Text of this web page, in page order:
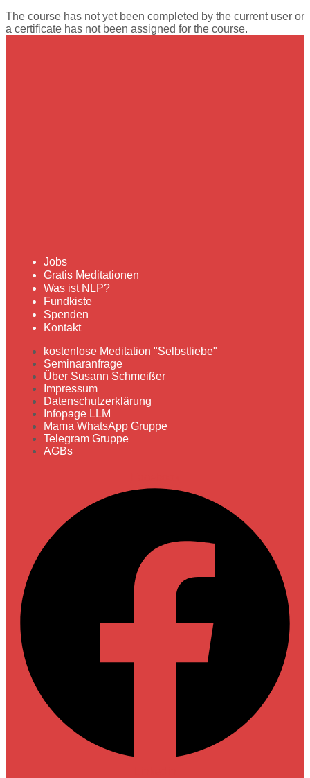
The course has not yet been completed by the current user or
a certificate has not been assigned for the course.
Jobs
Gratis Meditationen
Was ist NLP?
Fundkiste
Spenden
Kontakt
kostenlose Meditation "Selbstliebe"
Seminaranfrage
Über Susann Schmeißer
Impressum
Datenschutzerklärung
Infopage LLM
Mama WhatsApp Gruppe
Telegram Gruppe
AGBs